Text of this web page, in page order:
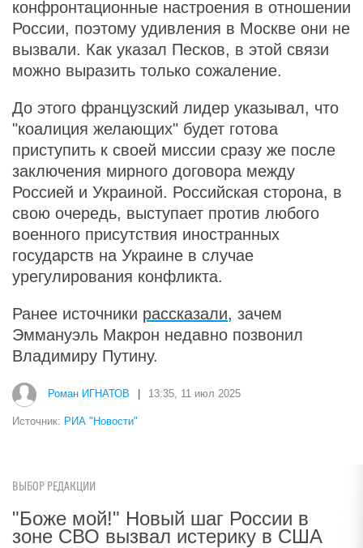
конфронтационные настроения в отношении
России, поэтому удивления в Москве они не
вызвали. Как указал Песков, в этой связи
можно выразить только сожаление.
До этого французский лидер указывал, что
"коалиция желающих" будет готова
приступить к своей миссии сразу же после
заключения мирного договора между
Россией и Украиной. Российская сторона, в
свою очередь, выступает против любого
военного присутствия иностранных
государств на Украине в случае
урегулирования конфликта.
Ранее источники рассказали, зачем
Эммануэль Макрон недавно позвонил
Владимиру Путину.
Роман ИГНАТОВ 13:35, 11 июл 2025
Источник: РИА "Новости"
ВЫБОР РЕДАКЦИИ
"Боже мой!" Новый шаг России в
зоне СВО вызвал истерику в США